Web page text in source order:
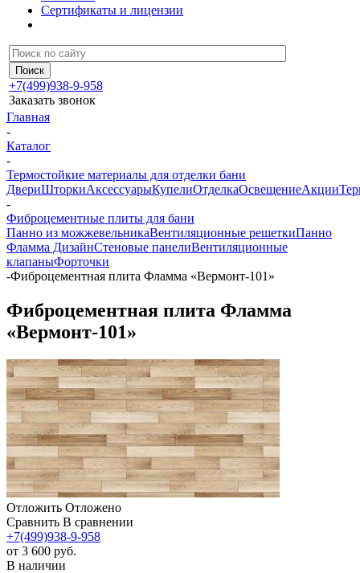
Сертификаты и лицензии
+7(499)938-9-958
Заказать звонок
Главная
-
Каталог
-
Термостойкие материалы для отделки бани
ДвериШторкиАксессуарыКупелиОтделкаОсвещениеАкции
-
Фиброцементные плиты для бани
Панно из можжевельникаВентиляционные решеткиПанно
Фламма ДизайнСтеновые панелиВентиляционные
клапаныФорточки
-Фиброцементная плита Фламма «Вермонт-101»
Фиброцементная плита Фламма
«Вермонт-101»
Отложить Отложено
Сравнить В сравнении
+7(499)938-9-958
от 3 600 руб.
В наличии